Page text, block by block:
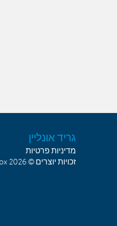
גריד אונליין
מדיניות פרטיות
זכויות יוצרים © 2026